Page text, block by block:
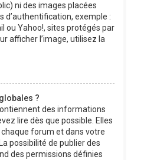
ni des images placées
d’authentification, exemple :
ou Yahoo!, sites protégés par
afficher l’image, utilisez la
?
des informations
lire dès que possible. Elles
forum et dans votre
possibilité de publier des
des permissions définies